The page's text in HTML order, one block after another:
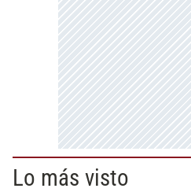
Lo más visto